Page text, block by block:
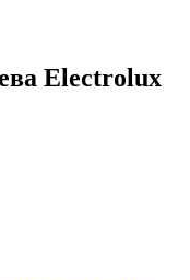
Electrolux